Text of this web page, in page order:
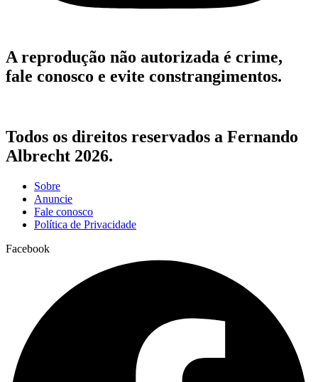
A reprodução não autorizada é crime,
fale conosco e evite constrangimentos.
Todos os direitos reservados a Fernando
Albrecht 2026.
Sobre
Anuncie
Fale conosco
Política de Privacidade
Facebook